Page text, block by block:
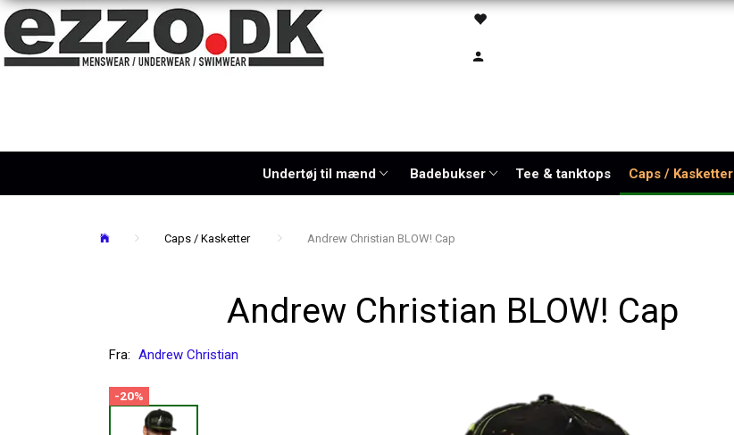
Undertøj til mænd Badebukser Tee & tanktops Caps / Kasketter
Caps / Kasketter Andrew Christian BLOW! Cap
Andrew Christian BLOW! Cap
Fra: Andrew Christian
-20%